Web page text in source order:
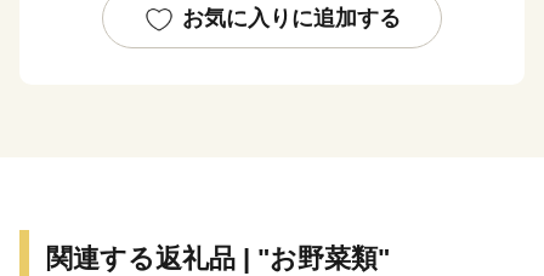
お気に入りに追加する
関連する返礼品 | "お野菜類"